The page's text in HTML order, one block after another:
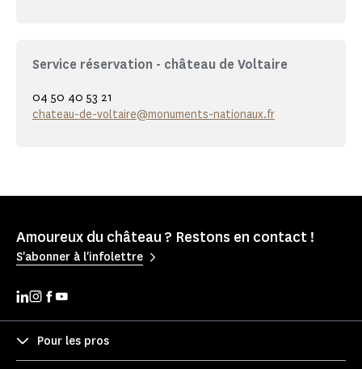
Service réservation - château de Voltaire
04 50 40 53 21
chateau-de-voltaire@monuments-nationaux.fr
Amoureux du château ? Restons en contact !
S'abonner à l'infolettre
Pour les pros